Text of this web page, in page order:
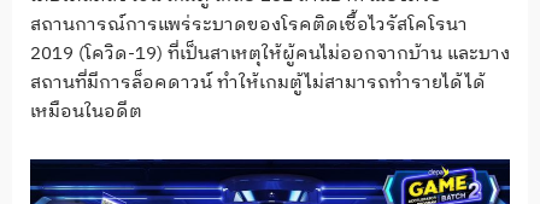
สถานการณ์การแพร่ระบาดของโรคติดเชื้อไวรัสโคโรนา
2019 (โควิด-19) ที่เป็นสาเหตุให้ผู้คนไม่ออกจากบ้าน และบาง
สถานที่มีการล็อคดาวน์ ทำให้เกมตู้ไม่สามารถทำรายได้ได้
เหมือนในอดีต